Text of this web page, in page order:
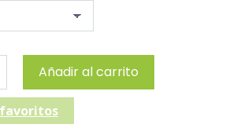
Añadir al carrito